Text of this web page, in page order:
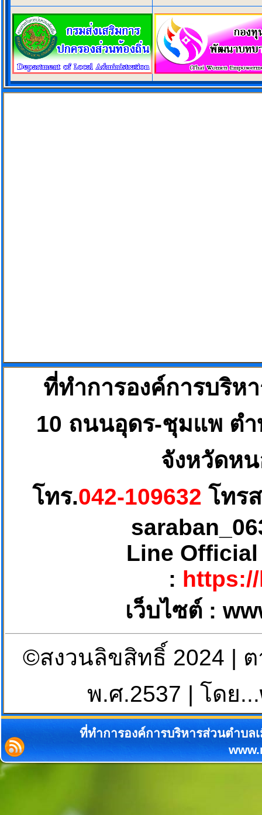
ที่ทำการองค์การบริห
10 ถนนอุดร-ชุมแพ ตำ
จังหวัดห
โทร.042-109632 โทร
Line
:
เว็บไซต์ :
©สงวนลิขสิทธิ์ 2024 |
พ.ศ.2537 | โดย...
ที่ทำการองค์การบริหารส่วนตำบล